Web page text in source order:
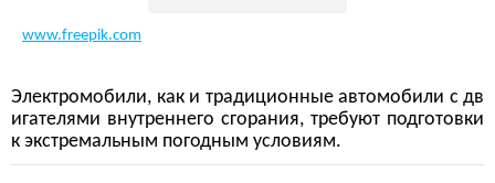
www.freepik.com
Электромобили, как и традиционные автомобили с дв
игателями внутреннего сгорания, требуют подготовки
к экстремальным погодным условиям.